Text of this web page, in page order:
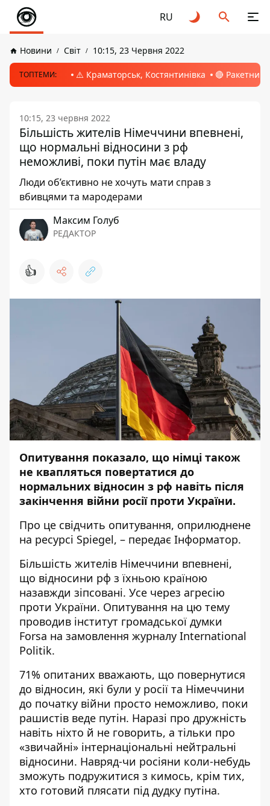
RU
Новини Світ 10:15, 23 Червня 2022
ТОПТЕМИ: ⚠️ Краматорськ, Костянтинівка 🔴 Ракетний
10:15, 23 червня 2022
Більшість жителів Німеччини впевнені,
що нормальні відносини з рф
неможливі, поки путін має владу
Люди об’єктивно не хочуть мати справ з
вбивцями та мародерами
Максим Голуб
РЕДАКТОР
👍
Опитування показало, що німці також
не квапляться повертатися до
нормальних відносин з рф навіть після
закінчення війни росії проти України.
Про це свідчить опитування, оприлюднене
на ресурсі Spiegel, – передає Інформатор.
Більшість жителів Німеччини впевнені,
що відносини рф з їхньою країною
назавжди зіпсовані. Усе через агресію
проти України. Опитування на цю тему
проводив інститут громадської думки
Forsa на замовлення журналу International
Politik.
71% опитаних вважають, що повернутися
до відносин, які були у росії та Німеччини
до початку війни просто неможливо, поки
рашистів веде путін. Наразі про дружність
навіть ніхто й не говорить, а тільки про
«звичайні» інтернаціональні нейтральні
відносини. Навряд-чи росіяни коли-небудь
зможуть подружитися з кимось, крім тих,
хто готовий плясати під дудку путіна.